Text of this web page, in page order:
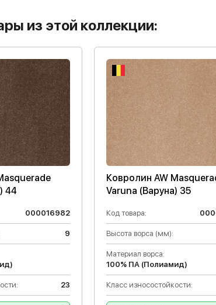
из этой коллекции:
44
000016982
9
23
Ковролин AW
Varuna (Варуна) 35
Код товара:
Высота ворса (мм):
Материал ворса:
100% ПА (Полиамид)
Класс износостойкости: